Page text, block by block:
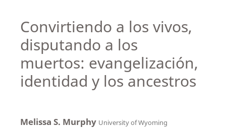
Convirtiendo a los vivos,
disputando a los
muertos: evangelización,
identidad y los ancestros
Melissa S. Murphy University of Wyoming